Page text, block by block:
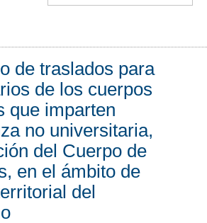
de traslados para
de los cuerpos
que imparten
no universitaria,
del Cuerpo de
en el ámbito de
del